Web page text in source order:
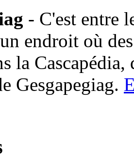
- C'est entre
endroit où
la
Gesgapegiag.